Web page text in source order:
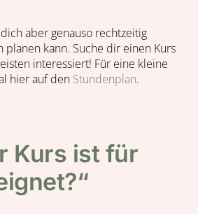
aber genauso rechtzeitig
planen kann. Suche dir einen Kurs
interessiert! Für eine kleine
hier auf den Stundenplan.
Kurs ist für